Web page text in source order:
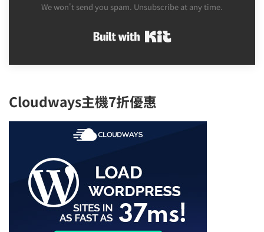
We won't send you spam. Unsubscribe at any time.
Built with Kit
Cloudways主機7折優惠